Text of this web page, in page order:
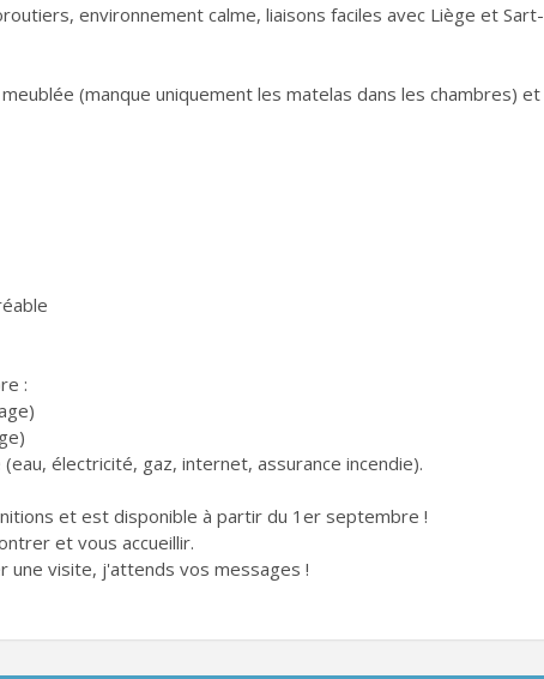
environnement calme, liaisons faciles avec Liège et Sart-
(manque uniquement les matelas dans les chambres) et
:
électricité, gaz, internet, assurance incendie).
et est disponible à partir du 1er septembre !
et vous accueillir.
une visite, j'attends vos messages !